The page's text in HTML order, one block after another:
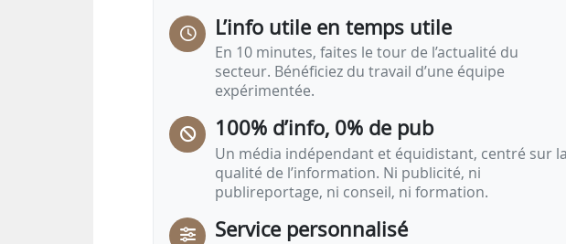
L’info utile en temps utile
En 10 minutes, faites le tour de l’actualité du
secteur. Bénéficiez du travail d’une équipe
expérimentée.
100% d’info, 0% de pub
Un média indépendant et équidistant, centré sur la
qualité de l’information. Ni publicité, ni
publireportage, ni conseil, ni formation.
Service personnalisé